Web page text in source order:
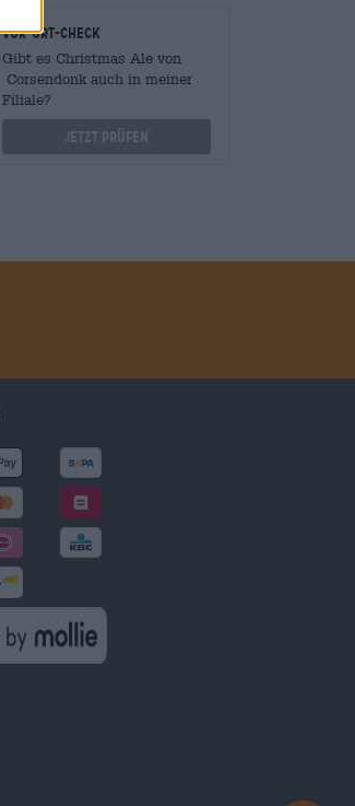
Vor-Ort-Check
Gibt es Christmas Ale von
Corsendonk auch in meiner
Filiale?
Jetzt prüfen